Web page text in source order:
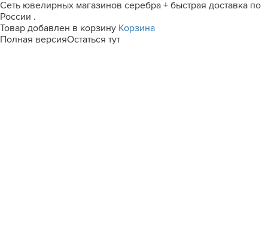
Сеть ювелирных магазинов серебра + быстрая доставка по
России .
Товар добавлен в корзину Корзина
Полная версияОстаться тут